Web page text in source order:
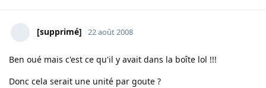
[supprimé] 22 août 2008
Ben oué mais c'est ce qu'il y avait dans la boîte lol !!!
Donc cela serait une unité par goute ?